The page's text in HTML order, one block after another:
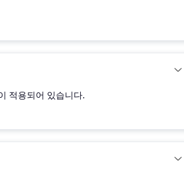
적용되어 있습니다.